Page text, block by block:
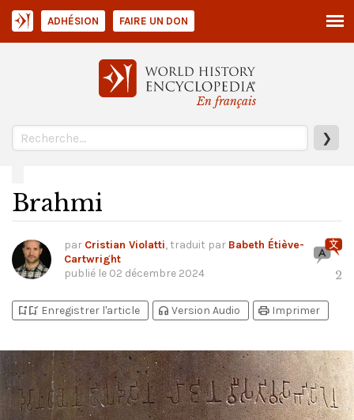
En français
❯
ADHÉSION FAIRE UN DON
Brahmi
par Cristian Violatti, traduit par Babeth Étiève-
Cartwright
publié le 02 décembre 2024 2
bookmark_addbookmark_added Enregistrer l'article headphones Version Audio print Imprimer